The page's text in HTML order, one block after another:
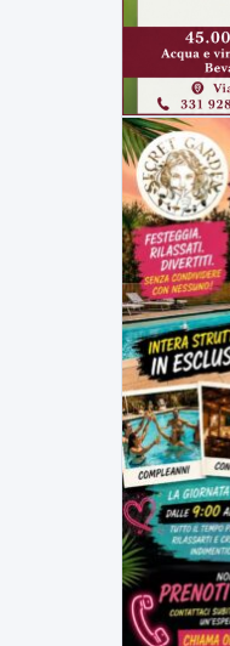
7 AGOSTO